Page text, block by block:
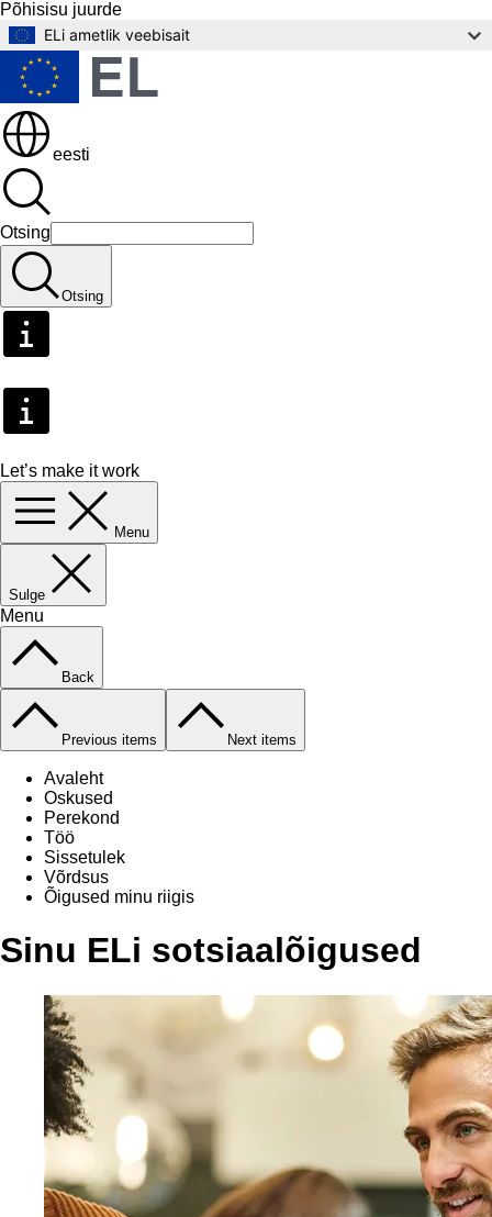
Põhisisu juurde
ELi ametlik veebisait
eesti
Otsing
Otsing
Let’s make it work
Menu
Sulge
Menu
Back
Previous items Next items
Avaleht
Oskused
Perekond
Töö
Sissetulek
Võrdsus
Õigused minu riigis
Sinu ELi sotsiaalõigused